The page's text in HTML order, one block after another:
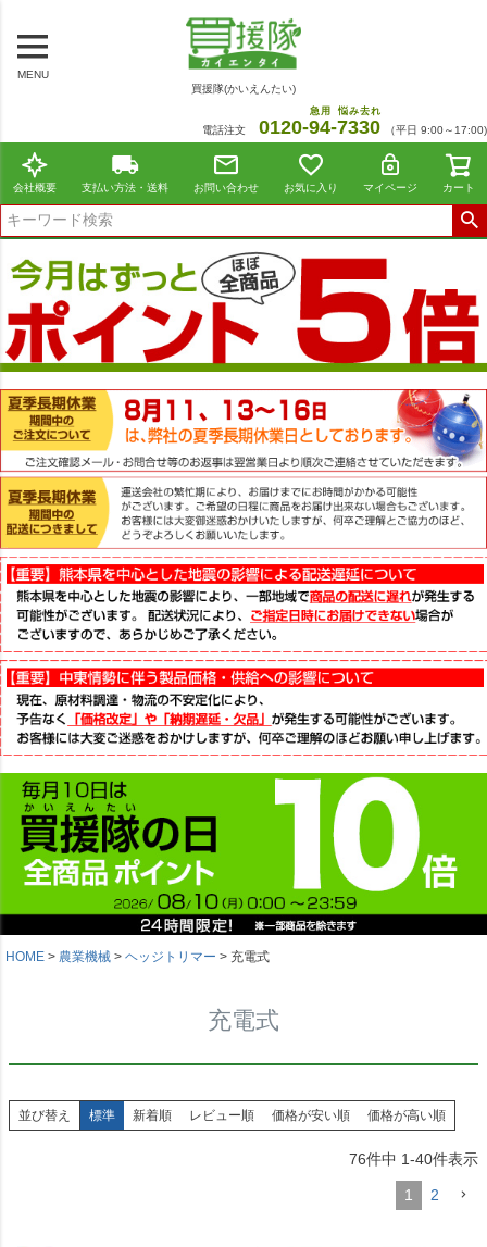
MENU
買援隊(かいえんたい)
電話注文 0120-94
急用
-7330
悩み去れ
（平日 9:00～17:00)
会社概要 支払い方法・送料 お問い合わせ お気に入り マイページ カート
HOME 農業機械 ヘッジトリマー 充電式
充電式
並び替え 標準 新着順 レビュー順 価格が安い順 価格が高い順
76件中 1-40件表示
1 2